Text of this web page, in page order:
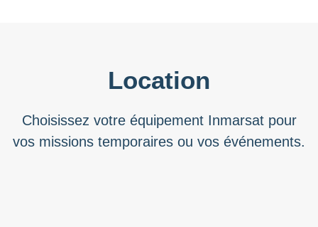
Location
Choisissez votre équipement Inmarsat pour
vos missions temporaires ou vos événements.